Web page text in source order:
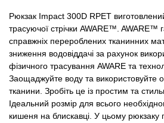
Рюкзак Impact 300D RPET
трасуючої стрічки AWARE™. AWARE™
справжніх перероблених тканинних
зниження водовіддачі за рахунок
фізичного трасування AWARE та
Заощаджуйте воду та використовуйте
тканини. Зробіть це із простим та
Ідеальний розмір для всього
кишеня на блискавці. У цьому рюкзаку